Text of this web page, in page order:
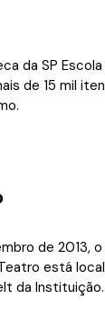
da SP
de 15 mil
de 2013,
está
da Instituição.